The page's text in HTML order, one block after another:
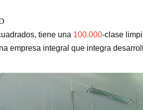
tiene una 100.000-clase
empresa integral que integra